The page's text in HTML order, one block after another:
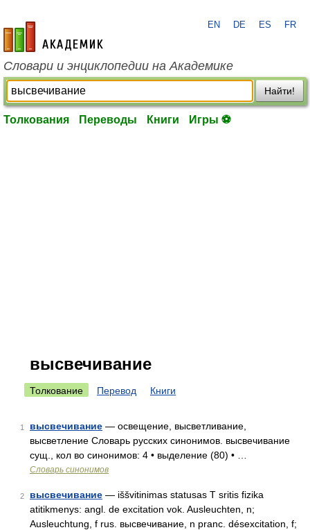
academic.ru
EN DE ES FR
Словари и энциклопедии на Академике
Найти!
Толкования Переводы Книги Игры ⚽
высвечивание
Толкование Перевод Книги
1 высвечивание — освещение, высветливание,
высветление Словарь русских синонимов. высвечивание
сущ., кол во синонимов: 4 • выделение (80) • …
Словарь синонимов
2 высвечивание — iššvitinimas statusas T sritis fizika
atitikmenys: angl. de excitation vok. Ausleuchten, n;
Ausleuchtung, f rus. высвечивание, n pranc. désexcitation, f;